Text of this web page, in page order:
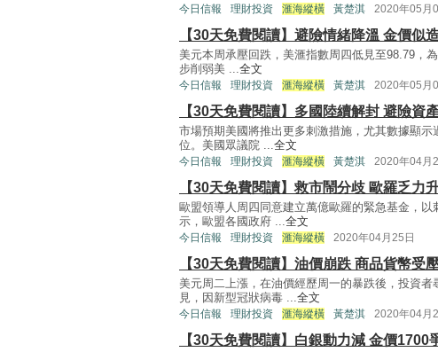
今日信報 理財投資 滙海縱橫 黃楚淇 2020年05月
【30天免費閱讀】避險情緒降溫 金價似
美元本周承壓回跌，美滙指數周四低見至98.79，
步削弱美 ...全文
今日信報 理財投資 滙海縱橫 黃楚淇 2020年05月
【30天免費閱讀】多國陸續解封 避險資
市場預期美國將推出更多刺激措施，尤其數據顯
位。美國眾議院 ...全文
今日信報 理財投資 滙海縱橫 黃楚淇 2020年04月
【30天免費閱讀】救市鬧分歧 歐羅乏力
歐盟領導人周四同意建立萬億歐羅的緊急基金，
示，歐盟各國政府 ...全文
今日信報 理財投資 滙海縱橫 2020年04月25日
【30天免費閱讀】油價崩跌 商品貨幣受
美元周二上漲，在油價經歷周一的暴跌後，投資
見，因新型冠狀病毒 ...全文
今日信報 理財投資 滙海縱橫 黃楚淇 2020年04月
【30天免費閱讀】白銀動力減 金價1700